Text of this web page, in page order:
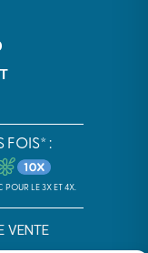
FOIS* :
LE 3X ET 4X.
VENTE